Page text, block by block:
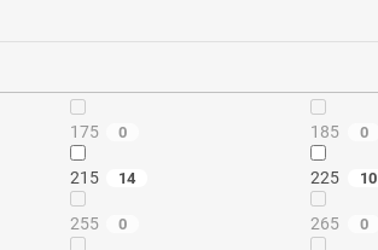
175 0 185 0
215 14 225 10
255 0 265 0